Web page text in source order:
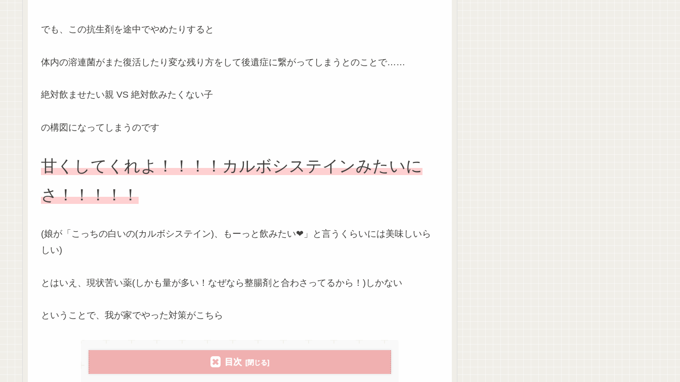
でも、この抗生剤を途中でやめたりすると
体内の溶連菌がまた復活したり変な残り方をして後遺症に繋がってしまうとのことで……
絶対飲ませたい親 VS 絶対飲みたくない子
の構図になってしまうのです
甘くしてくれよ！！！！カルボシステインみたいに
さ！！！！！
(娘が「こっちの白いの(カルボシステイン)、もーっと飲みたい❤」と言うくらいには美味しいら
しい)
とはいえ、現状苦い薬(しかも量が多い！なぜなら整腸剤と合わさってるから！)しかない
ということで、我が家でやった対策がこちら
目次